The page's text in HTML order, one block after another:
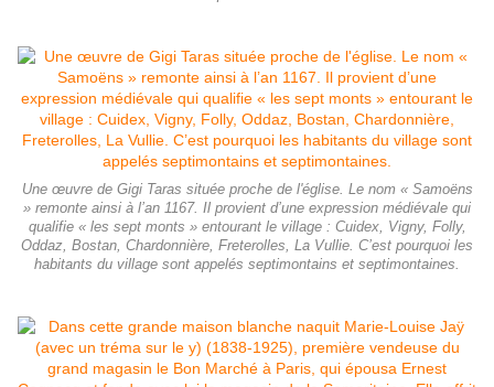
Une œuvre de Gigi Taras située proche de l'église. Le nom « Samoëns
» remonte ainsi à l’an 1167. Il provient d’une expression médiévale qui
qualifie « les sept monts » entourant le village : Cuidex, Vigny, Folly,
Oddaz, Bostan, Chardonnière, Freterolles, La Vullie. C’est pourquoi les
habitants du village sont appelés septimontains et septimontaines.